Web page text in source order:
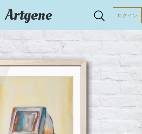
Artgene ログイン